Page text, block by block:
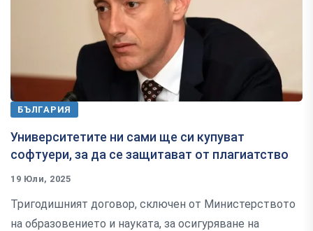
БЪЛГАРИЯ
Университетите ни сами ще си купуват
софтуери, за да се защитават от плагиатство
19 Юли, 2025
Тригодишният договор, сключен от Министерството
на образовението и науката, за осигуряване на